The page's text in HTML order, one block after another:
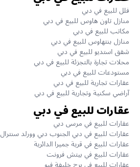
فلل للبيع في دبي
منازل تاون هاوس للبيع في دبي
مكاتب للبيع في دبي
منازل بنتهاوس للبيع في دبي
شقق استديو للبيع في دبي
محلات تجارة بالتجزئة للبيع في دبي
مستودعات للبيع في دبي
عقارات تجارية للبيع في دبي
آراضي سكنية وتجارية للبيع في دبي
عقارات للبيع في دبي
عقارات للبيع في مرسى دبي
عقارات للبيع في دبي الجنوب دبي وورلد سنترال
عقارات للبيع في قرية جميرا الدائرية
عقارات للبيع في بيتش فرونت